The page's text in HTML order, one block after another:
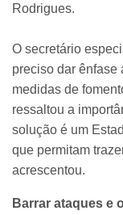
Rodrigues.
O secretário
preciso dar ênfase
medidas de
ressaltou a
solução é um
que permitam
acrescentou.
Barrar ataques e